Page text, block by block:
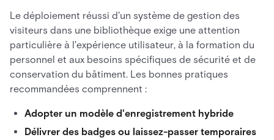
Le déploiement réussi d'un système de gestion des
visiteurs dans une bibliothèque exige une attention
particulière à l'expérience utilisateur, à la formation du
personnel et aux besoins spécifiques de sécurité et de
conservation du bâtiment. Les bonnes pratiques
recommandées comprennent :
Adopter un modèle d'enregistrement hybride
Délivrer des badges ou laissez-passer temporaires